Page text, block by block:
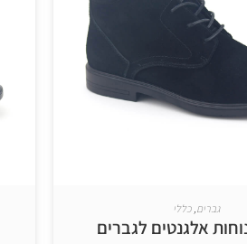
גברים כללי
אלגנטים לגברים